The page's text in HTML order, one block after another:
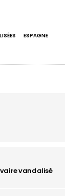
ESPAGNE
vandalisé